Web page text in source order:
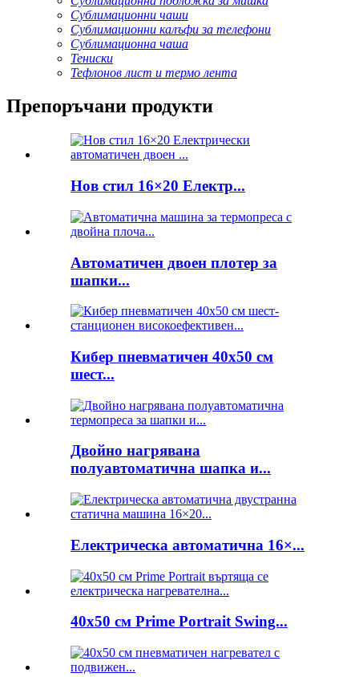
Сублимационни чаши
Сублимационни калъфи за телефони
Сублимационна чаша
Тениски
Тефлонов лист и термо лента
Препоръчани продукти
Нов стил 16×20 Електр...
Автоматичен двоен плотер за
шапки...
Кибер пневматичен 40x50 см
шест...
Двойно нагрявана
полуавтоматична шапка и...
Електрическа автоматична 16×...
40x50 см Prime Portrait Swing...